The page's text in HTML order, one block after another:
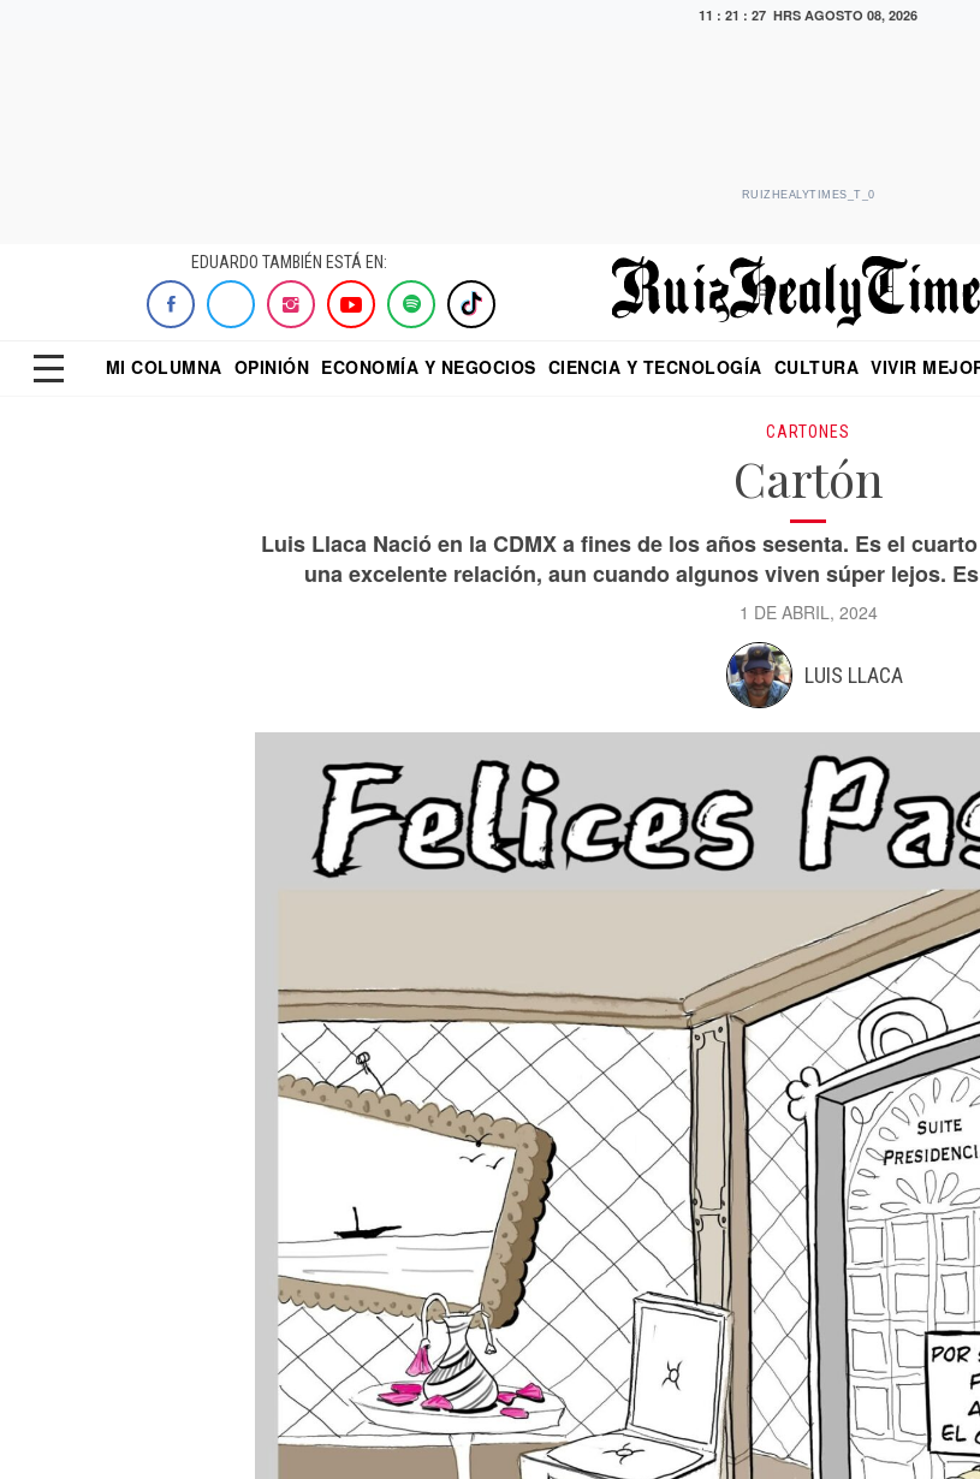
11 : 21 : 28 HRS AGOSTO 08, 2026
RUIZHEALYTIMES_T_0
EDUARDO TAMBIÉN ESTÁ EN:
MI COLUMNA OPINIÓN ECONOMÍA Y NEGOCIOS CIENCIA Y TECNOLOGÍA CULTURA VIVIR
CARTONES
Cartón
Luis Llaca Nació en la CDMX a fines de los años sesenta. Es el
una excelente relación, aun cuando algunos viven súper lejos.
1 DE ABRIL, 2024
LUIS LLACA